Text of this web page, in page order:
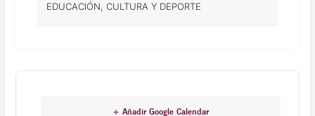
EDUCACIÓN, CULTURA Y DEPORTE
+ Añadir Google Calendar